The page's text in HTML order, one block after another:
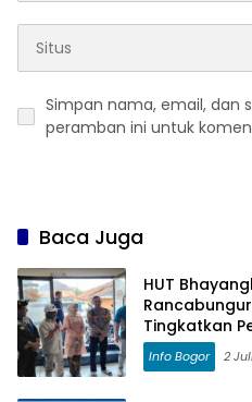
Simpan nama, email, dan
peramban ini untuk
Baca Juga
HUT
Tingkatkan
Perkuat Sinergi
Info Bogor 2